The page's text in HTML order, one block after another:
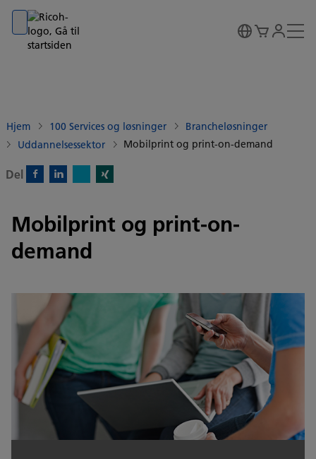
Go to banner
Go to content
Go to footer
Hjem 100 Services og løsninger
Brancheløsninger
Uddannelsessektor
Mobilprint og print-on-demand
Del
Mobilprint og print-on-
demand